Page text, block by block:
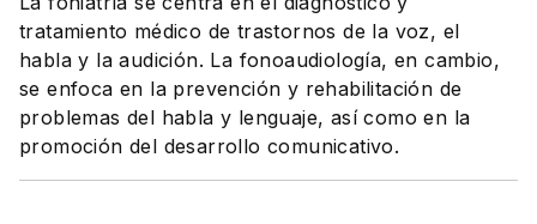
tratamiento médico de trastornos de la voz, el
habla y la audición. La fonoaudiología, en cambio,
se enfoca en la prevención y rehabilitación de
problemas del habla y lenguaje, así como en la
promoción del desarrollo comunicativo.